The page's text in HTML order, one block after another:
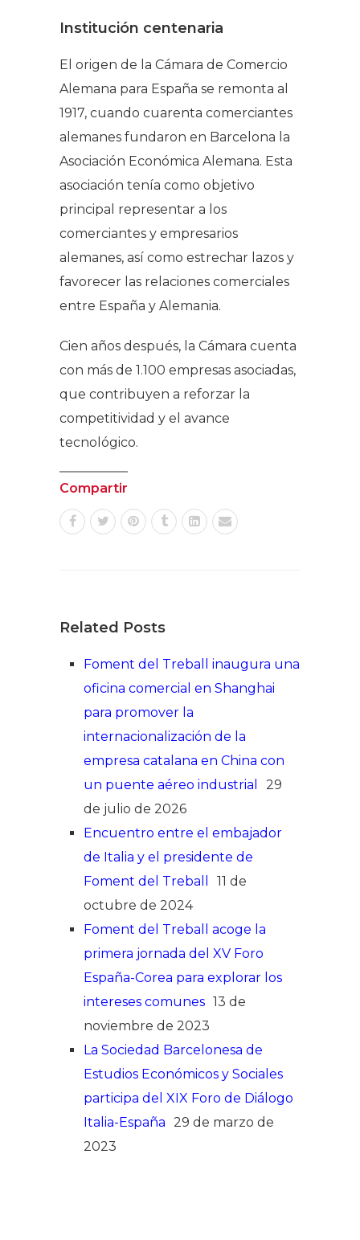
Institución centenaria
El origen de la Cámara de Comercio
Alemana para España se remonta al
1917, cuando cuarenta comerciantes
alemanes fundaron en Barcelona la
Asociación Económica Alemana. Esta
asociación tenía como objetivo
principal representar a los
comerciantes y empresarios
alemanes, así como estrechar lazos y
favorecer las relaciones comerciales
entre España y Alemania.
Cien años después, la Cámara cuenta
con más de 1.100 empresas asociadas,
que contribuyen a reforzar la
competitividad y el avance
tecnológico.
Compartir
Related Posts
Foment del Treball inaugura una
oficina comercial en Shanghai
para promover la
internacionalización de la
empresa catalana en China con
un puente aéreo industrial
29
de julio de 2026
Encuentro entre el embajador
de Italia y el presidente de
Foment del Treball
11 de
octubre de 2024
Foment del Treball acoge la
primera jornada del XV Foro
España-Corea para explorar los
intereses comunes 13 de
noviembre de 2023
La Sociedad Barcelonesa de
Estudios Económicos y Sociales
participa del XIX Foro de Diálogo
Italia-España 29 de marzo de
2023